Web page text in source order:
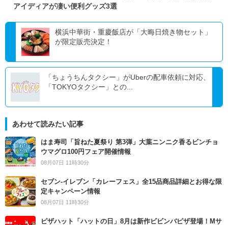
アイディアが凄い便利グッズ3選
横浜中華街・重慶飯店が「大晦日焼き物セット」
が限定販売決定！
「ちょうちんタクシー」がUberの配車依頼に対応、
「TOKYOタクシー」との...
あわせて読みたい記事
はま寿司「旨ねた夏祭り 第3弾」大葉ニンニク香るビンチョ
ウマグロ100円フェア開催情報
08月07日 11時30分
セブン‐イレブン「カレーフェス」全15品商品詳細とお得な限
定キャンペーン情報
08月07日 11時30分
ピザハット「ハットの日」8月は新作ビビンバピザ登場！Mサ